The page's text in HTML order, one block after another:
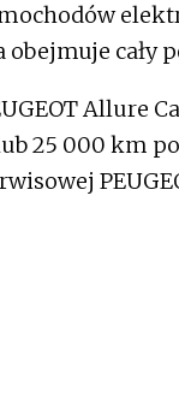
cały
Allure
25 000 km